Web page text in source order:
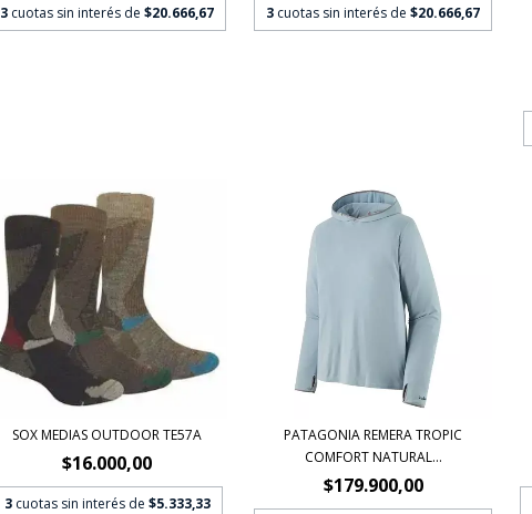
3 cuotas sin interés de$20.666,67 3 cuotas sin interés de$20.666,67
SOX MEDIAS OUTDOOR TE57A
$16.000,00
3 cuotas sin interés de $5.333,33
PATAGONIA REMERA TROPIC
COMFORT NATURAL...
$179.900,00